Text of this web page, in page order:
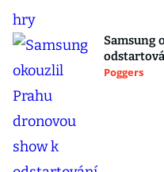
Samsung
Poggers